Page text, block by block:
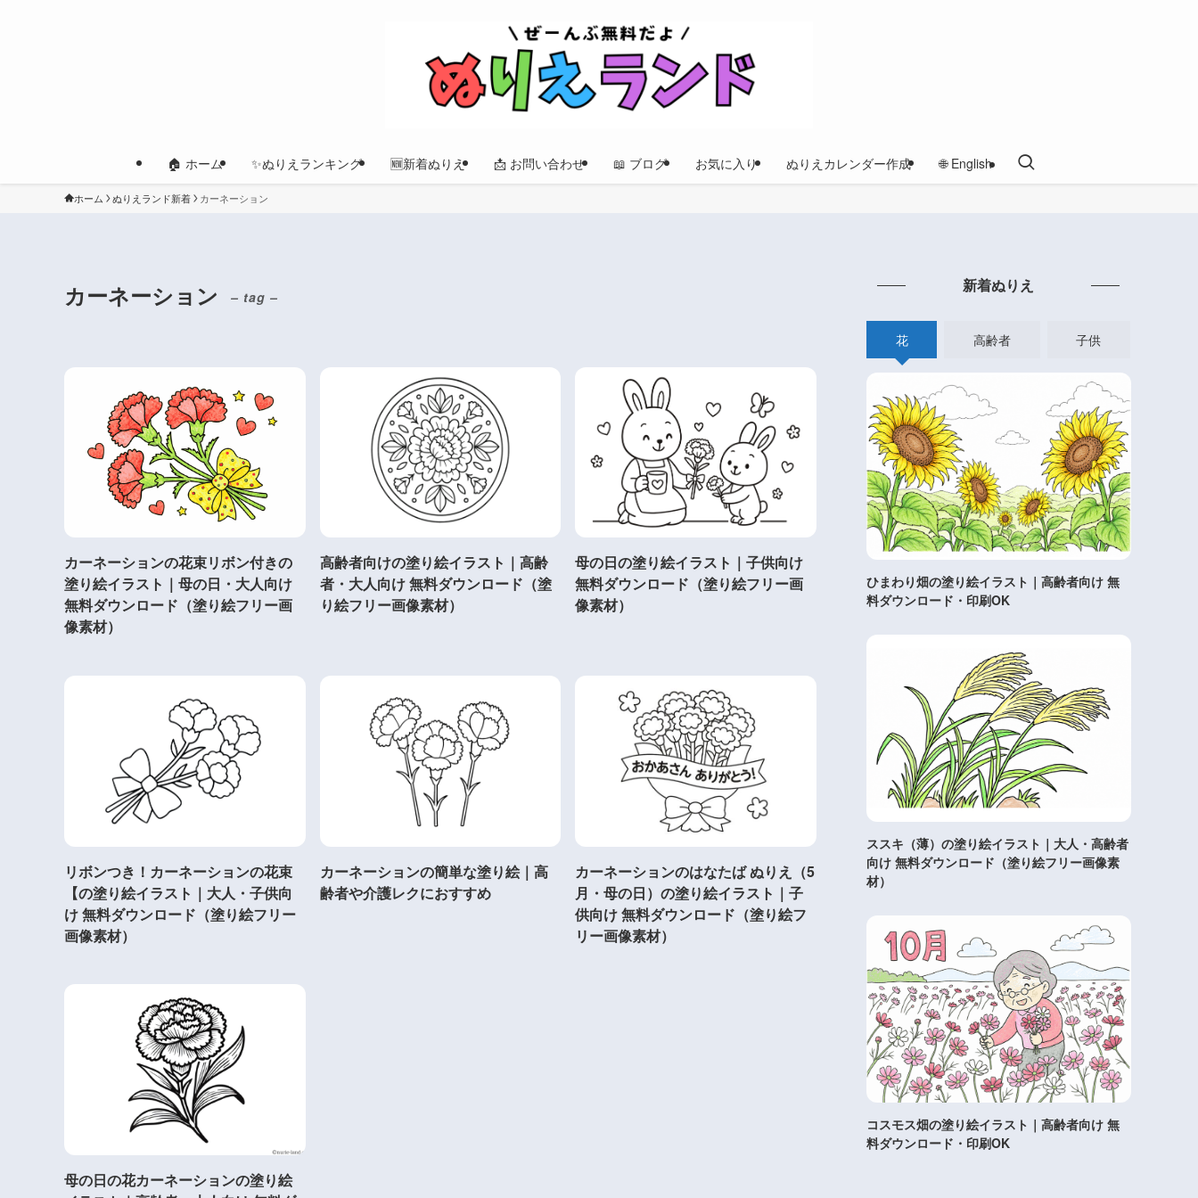
🏠 ホーム ✨ぬりえランキング 🆕新着ぬりえ 📩 お問い合わせ 📖 ブログ お気に入り ぬりえカレンダー作成 🌐 English
ホーム ぬりえランド新着 カーネーション
カーネーション – tag –
カーネーションの花束リボン付きの
塗り絵イラスト｜母の日・大人向け
無料ダウンロード（塗り絵フリー画
像素材）
高齢者向けの塗り絵イラスト｜高齢
者・大人向け 無料ダウンロード（塗
り絵フリー画像素材）
母の日の塗り絵イラスト｜子供向け
無料ダウンロード（塗り絵フリー画
像素材）
リボンつき！カーネーションの花束
【の塗り絵イラスト｜大人・子供向
け 無料ダウンロード（塗り絵フリー
画像素材）
カーネーションの簡単な塗り絵｜高
齢者や介護レクにおすすめ
カーネーションのはなたば ぬりえ（5
月・母の日）の塗り絵イラスト｜子
供向け 無料ダウンロード（塗り絵フ
リー画像素材）
母の日の花カーネーションの塗り絵
新着ぬりえ
花 高齢者 子供
ひまわり畑の塗り絵イラスト｜高齢者向け 無
料ダウンロード・印刷OK
ススキ（薄）の塗り絵イラスト｜大人・高齢者
向け 無料ダウンロード（塗り絵フリー画像素
材）
コスモス畑の塗り絵イラスト｜高齢者向け 無
料ダウンロード・印刷OK